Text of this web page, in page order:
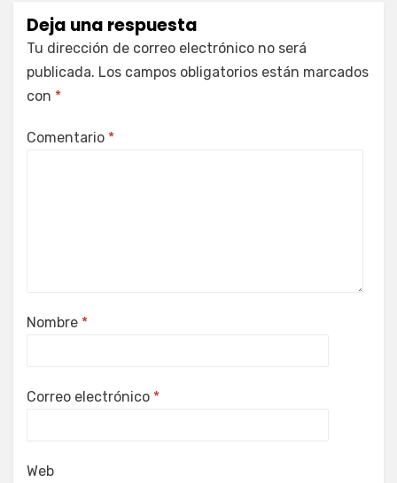
Deja una respuesta
Tu dirección de correo electrónico no será
publicada. Los campos obligatorios están marcados
con *
Comentario *
Nombre *
Correo electrónico *
Web